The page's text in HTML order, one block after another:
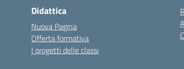
Didattica
Nuova Pagina
Offerta formativa
I progetti delle classi